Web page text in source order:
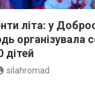
літа: у
організувала
дітей
silahromad